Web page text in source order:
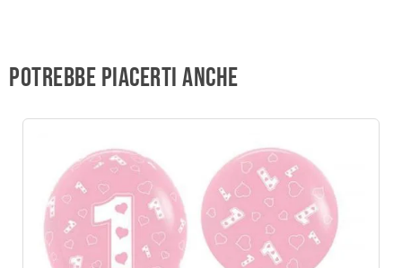
Potrebbe piacerti anche